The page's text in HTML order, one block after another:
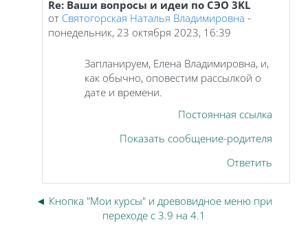
В ответ на Грабарник Елена Владимировна
Re: Ваши вопросы и идеи по СЭО 3KL
от Святогорская Наталья Владимировна -
понедельник, 23 октября 2023, 16:39
Запланируем, Елена Владимировна, и,
как обычно, оповестим рассылкой о
дате и времени.
Постоянная ссылка
Показать сообщение-родителя
Ответить
◄ Кнопка "Мои курсы" и древовидное меню при
переходе с 3.9 на 4.1